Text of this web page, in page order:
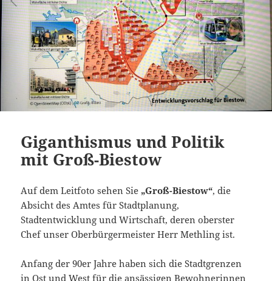
Giganthismus und Politik
mit Groß-Biestow
Auf dem Leitfoto sehen Sie „Groß-Biestow“, die
Absicht des Amtes für Stadtplanung,
Stadtentwicklung und Wirtschaft, deren oberster
Chef unser Oberbürgermeister Herr Methling ist.
Anfang der 90er Jahre haben sich die Stadtgrenzen
in Ost und West für die ansässigen Bewohnerinnen